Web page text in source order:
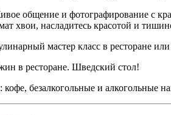
общение и фотографирование с
хвои, насладитесь красотой и
мастер класс в ресторане
в ресторане. Шведский стол!
безалкогольные и алкогольные